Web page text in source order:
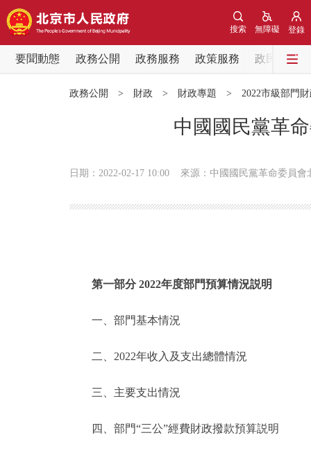
登錄
無障礙
搜索
要聞動態 政務公開 政務服務 政策服務
政民互動
政務公開 > 財政 > 財政專題 > 2022市級部門
中國國民黨革
日期：2022-02-17 10:00 來源：中國國民黨革命委員會
第一部分 2022年度部門預算情況説明
一、部門基本情況
二、2022年收入及支出總體情況
三、主要支出情況
四、部門“三公”經費財政撥款預算説明